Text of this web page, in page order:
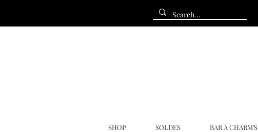
SHOP SOLDES BAR À CHARM'S